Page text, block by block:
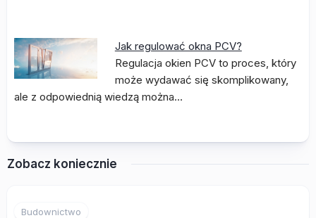
Jak regulować okna PCV?
Regulacja okien PCV to proces, który
może wydawać się skomplikowany,
ale z odpowiednią wiedzą można…
Zobacz koniecznie
Budownictwo